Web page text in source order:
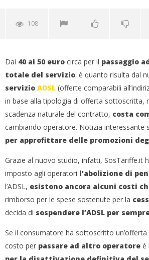
108
NOW VIEWING
09/2012
Redazione
13/09/
Dai 40 ai 50 eurocirca per il passaggio
totale del servizio: è quanto risulta dal
servizio ADSL (offerte comparabili
in base alla tipologia di offerta sottoscritta,
scadenza naturale del contratto, costa
cambiando operatore. Notizia interessante
per approfittare delle promozioni
Grazie al nuovo studio, infatti, SosTariffe.it
imposto agli operatori l’abolizione di
l’ADSL, esistono ancora alcuni costi
rimborso per le spese sostenute per la
decida di sospendere l’ADSL per
Se il consumatore ha sottoscritto un’offerta
costo per passare ad altro operatoreè